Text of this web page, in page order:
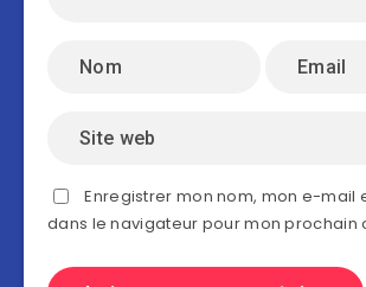
Enregistrer mon nom, mon e-mail
dans le navigateur pour mon prochain